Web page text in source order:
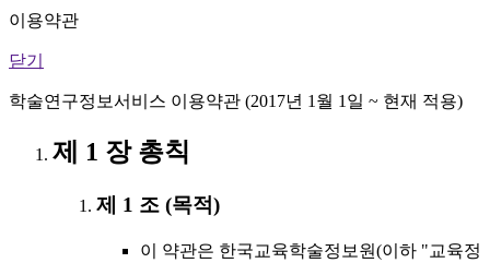
이용약관
닫기
학술연구정보서비스 이용약관 (2017년 1월 1일 ~ 현재 적용)
제 1 장 총칙
제 1 조 (목적)
이 약관은 한국교육학술정보원(이하 "교육정